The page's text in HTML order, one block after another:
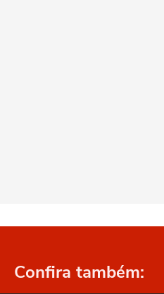
Confira também: